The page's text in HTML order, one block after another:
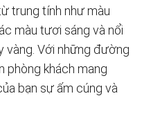
trung tính như màu
màu tươi sáng và nổi
vàng. Với những đường
phòng khách mang
bạn sự ấm cúng và